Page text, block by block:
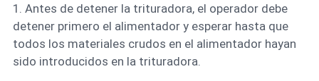
1. Antes de detener la trituradora, el operador debe
detener primero el alimentador y esperar hasta que
todos los materiales crudos en el alimentador hayan
sido introducidos en la trituradora.